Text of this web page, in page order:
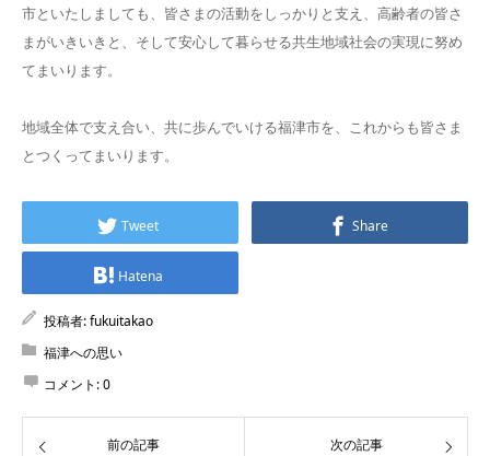
市といたしましても、皆さまの活動をしっかりと支え、高齢者の皆さ
まがいきいきと、そして安心して暮らせる共生地域社会の実現に努め
てまいります。
地域全体で支え合い、共に歩んでいける福津市を、これからも皆さま
とつくってまいります。
Tweet Share
Hatena
投稿者:fukuitakao
福津への思い
コメント:0
前の記事 次の記事